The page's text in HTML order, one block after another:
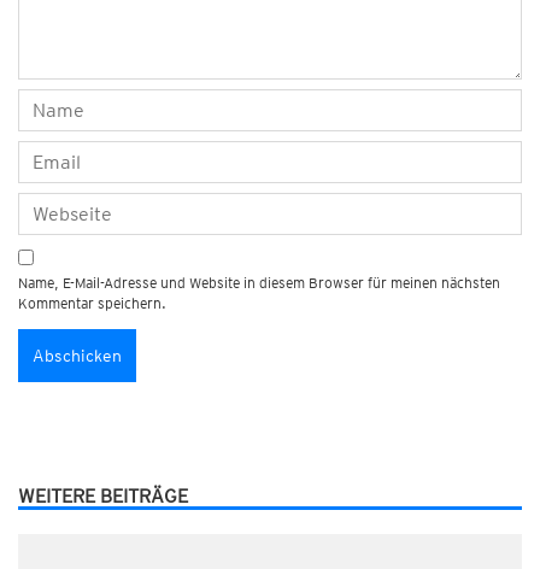
Name, E-Mail-Adresse und Website in diesem Browser für meinen nächsten
Kommentar speichern.
WEITERE BEITRÄGE